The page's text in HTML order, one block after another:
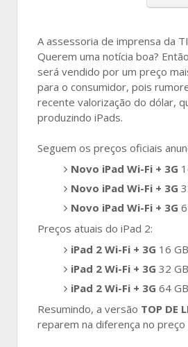
A assessoria de imprensa da
Querem uma notícia boa?
será vendido por um preço
para o consumidor, pois
recente valorização do dólar,
produzindo iPads.
Seguem os preços oficiais
Novo iPad Wi-Fi + 3G
Novo iPad Wi-Fi + 3G
Novo iPad Wi-Fi + 3G
Preços atuais do iPad 2:
iPad 2 Wi-Fi + 3G 16
iPad 2 Wi-Fi + 3G 32
iPad 2 Wi-Fi + 3G 64
Resumindo, a versão TOP DE
reparem na diferença no